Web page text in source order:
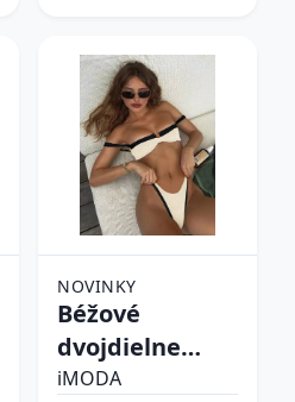
NOVINKY
Béžové
dvojdielne
plavky
iMODA